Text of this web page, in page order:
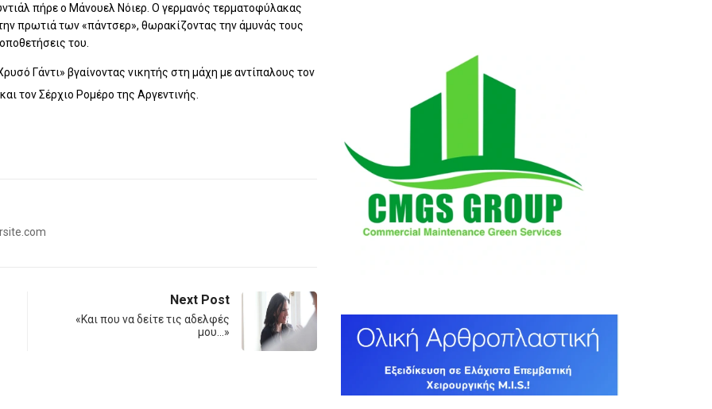
πήρε ο Μάνουελ Νόιερ. Ο γερμανός τερματοφύλακας
πρωτιά των «πάντσερ», θωρακίζοντας την άμυνάς τους
του.
Γάντι» βγαίνοντας νικητής στη μάχη με αντίπαλους τον
τον Σέρχιο Ρομέρο της Αργεντινής.
Next Post
«Και που να δείτε τις αδελφές
μου…»